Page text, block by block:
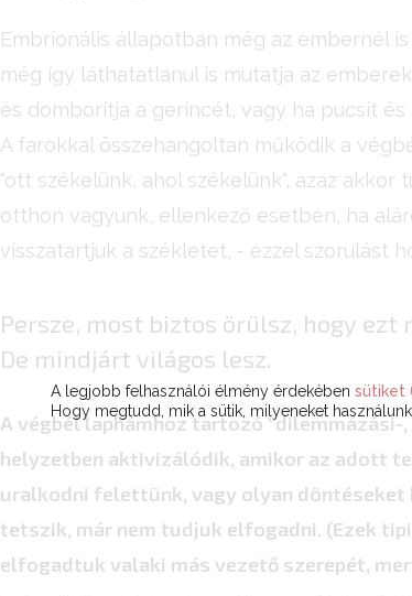
Embrionális állapotban még az embernél
még így láthatatlanul is mutatja az
és domborítja a gerincét, vagy ha pucsít és
A farokkal összehangoltan működik a
"ott székelünk, ahol székelünk", azaz
otthon vagyunk, ellenkező esetben, ha
visszatartjuk a székletet, - ezzel szorulást
Persze, most biztos örülsz, hogy ezt
De mindjárt világos lesz.
A végbél laphámhoz tartozó
helyzetben aktivizálódik, amikor az adott
uralkodni felettünk, vagy olyan döntéseket
tetszik, már nem tudjuk elfogadni. (Ezek
elfogadtuk valaki más vezető szerepét,
A legjobb felhasználói élmény érdekébensütiket
Hogy megtudd, mik a sütik, milyeneket